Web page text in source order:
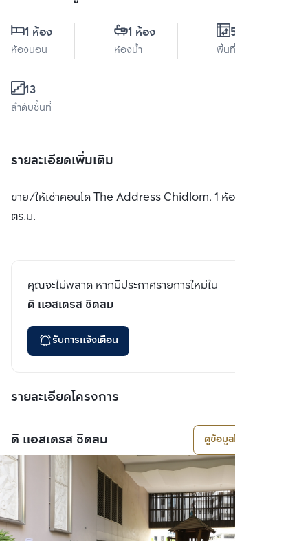
1 ห้อง
ห้องนอน
1 ห้อง
ห้องน้ำ
56 ตร.ม.
พื้นที่ใช้สอย
13
ลำดับชั้นที่
รายละเอียดเพิ่มเติม
ขาย/ให้เช่าคอนโด The Address Chidlom. 1 ห้องนอน 56
ตร.ม.
คุณจะไม่พลาด หากมีประกาศรายการใหม่ใน
ดิ แอสเดรส ชิดลม
รับการแจ้งเตือน
รายละเอียดโครงการ
ดิ แอสเดรส ชิดลม ดูข้อมูลโครงการ